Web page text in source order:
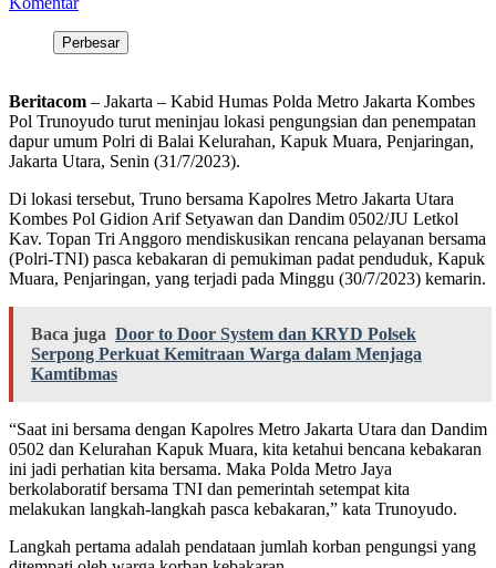
Perbesar
Beritacom – Jakarta – Kabid Humas Polda Metro Jakarta Kombes
Pol Trunoyudo turut meninjau lokasi pengungsian dan penempatan
dapur umum Polri di Balai Kelurahan, Kapuk Muara, Penjaringan,
Jakarta Utara, Senin (31/7/2023).
Di lokasi tersebut, Truno bersama Kapolres Metro Jakarta Utara
Kombes Pol Gidion Arif Setyawan dan Dandim 0502/JU Letkol
Kav. Topan Tri Anggoro mendiskusikan rencana pelayanan bersama
(Polri-TNI) pasca kebakaran di pemukiman padat penduduk, Kapuk
Muara, Penjaringan, yang terjadi pada Minggu (30/7/2023) kemarin.
Baca juga Door to Door System dan KRYD Polsek
Serpong Perkuat Kemitraan Warga dalam Menjaga
Kamtibmas
“Saat ini bersama dengan Kapolres Metro Jakarta Utara dan Dandim
0502 dan Kelurahan Kapuk Muara, kita ketahui bencana kebakaran
ini jadi perhatian kita bersama. Maka Polda Metro Jaya
berkolaboratif bersama TNI dan pemerintah setempat kita
melakukan langkah-langkah pasca kebakaran,” kata Trunoyudo.
Langkah pertama adalah pendataan jumlah korban pengungsi yang